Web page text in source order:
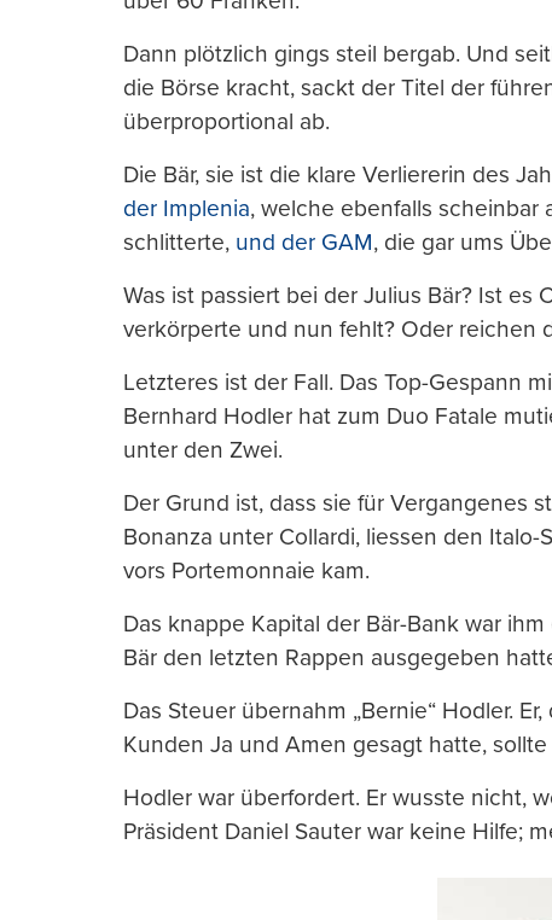
Dann plötzlich gings steil bergab. Und
die Börse kracht, sackt der Titel der
überproportional ab.
Die Bär, sie ist die klare Verliererin des
der Implenia, welche ebenfalls scheinbar
schlitterte, und der GAM, die gar ums
Was ist passiert bei der Julius Bär? Ist
verkörperte und nun fehlt? Oder reichen
Letzteres ist der Fall. Das Top-Gespann
Bernhard Hodler hat zum Duo Fatale
unter den Zwei.
Der Grund ist, dass sie für Vergangenes
Bonanza unter Collardi, liessen den
vors Portemonnaie kam.
Das knappe Kapital der Bär-Bank war
Bär den letzten Rappen ausgegeben
Das Steuer übernahm „Bernie“ Hodler.
Kunden Ja und Amen gesagt hatte,
Hodler war überfordert. Er wusste nicht,
Präsident Daniel Sauter war keine Hilfe;